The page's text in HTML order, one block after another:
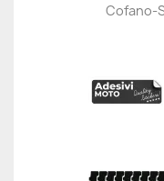
Cofano-